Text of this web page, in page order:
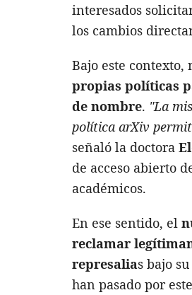
interesados
los cambios
Bajo este contexto,
propias políticas
de nombre. "La
política arXiv
señaló la doctora
de acceso abierto
académicos.
En ese sentido, el
reclamar
represalias bajo
han pasado por